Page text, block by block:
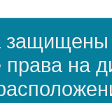
защищены
права на